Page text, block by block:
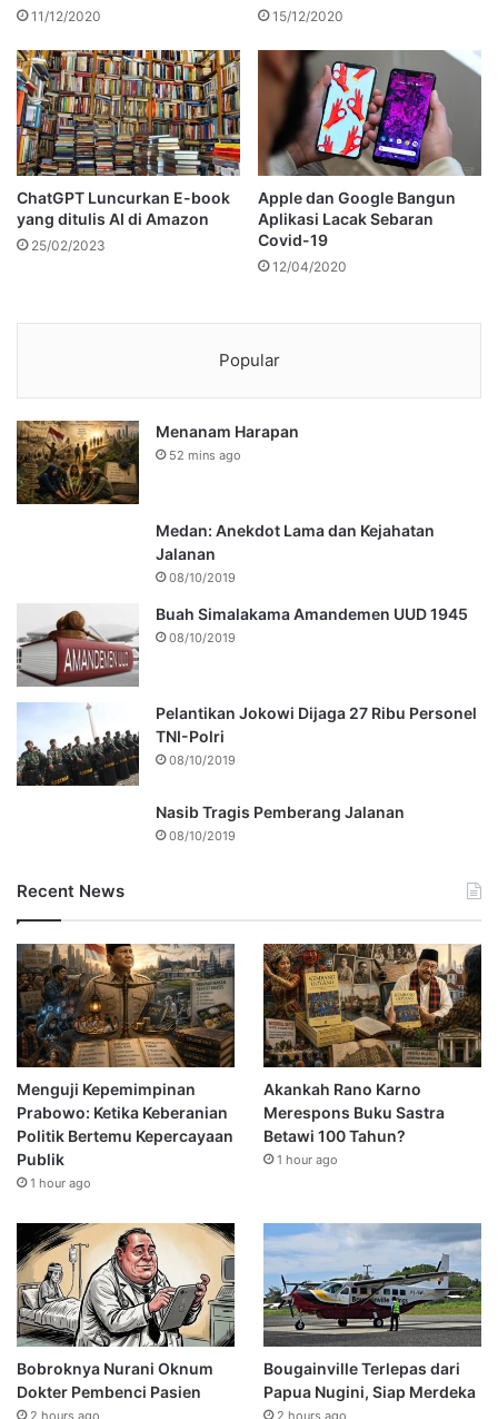
11/12/2020 15/12/2020
ChatGPT Luncurkan E-book
yang ditulis AI di Amazon
25/02/2023
Apple dan Google Bangun
Aplikasi Lacak Sebaran
Covid-19
12/04/2020
Popular
Menanam Harapan
52 mins ago
Medan: Anekdot Lama dan Kejahatan
Jalanan
08/10/2019
Buah Simalakama Amandemen UUD 1945
08/10/2019
Pelantikan Jokowi Dijaga 27 Ribu Personel
TNI-Polri
08/10/2019
Nasib Tragis Pemberang Jalanan
08/10/2019
Recent News
Menguji Kepemimpinan
Prabowo: Ketika Keberanian
Politik Bertemu Kepercayaan
Publik
1 hour ago
Akankah Rano Karno
Merespons Buku Sastra
Betawi 100 Tahun?
1 hour ago
Bobroknya Nurani Oknum
Dokter Pembenci Pasien
2 hours ago
Bougainville Terlepas dari
Papua Nugini, Siap Merdeka
2 hours ago